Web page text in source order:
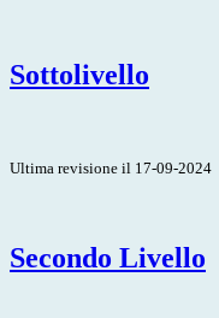
Sottolivello
Ultima revisione il 17-09-2024
Secondo Livello